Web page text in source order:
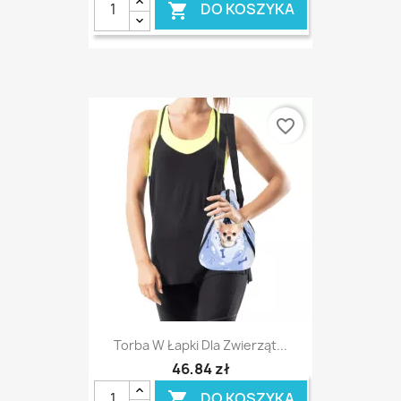
 DO KOSZYKA
Torba W Łapki Dla Zwierząt...
46,84 zł
favorite_border